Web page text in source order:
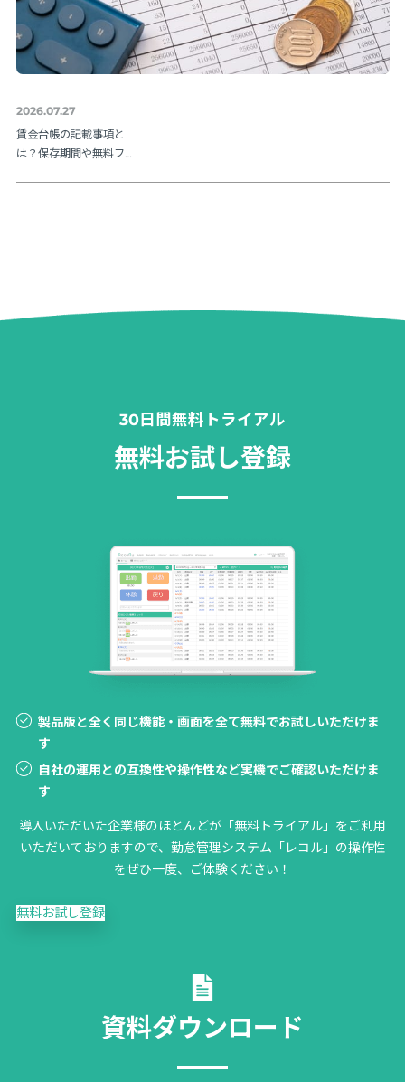
2026.07.27
賃金台帳の記載事項と
は？保存期間や無料フ
30日間無料トライアル
無料お試し登録
製品版と全く同じ機能・画面を全て無料でお試しいただけま
す
自社の運用との互換性や操作性など実機でご確認いただけま
す
導入いただいた企業様のほとんどが「無料トライアル」をご利用
いただいておりますので、勤怠管理システム「レコル」の操作性
をぜひ一度、ご体験ください！
無料お試し登録
資料ダウンロード